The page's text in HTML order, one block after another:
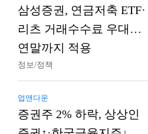
삼성증권, 연금저축 ETF·
리츠 거래수수료 우대…
연말까지 적용
정보/정책
업앤다운
증권주 2% 하락, 상상인